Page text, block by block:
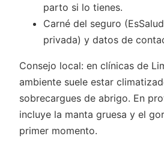
parto si lo tienes.
Carné del seguro
privada) y datos de
Consejo local: en clínicas de
ambiente suele estar
sobrecargues de abrigo. En
incluye la manta gruesa y el
primer momento.